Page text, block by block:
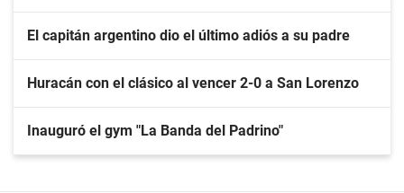
El capitán argentino dio el último adiós a su padre
Huracán con el clásico al vencer 2-0 a San Lorenzo
Inauguró el gym "La Banda del Padrino"